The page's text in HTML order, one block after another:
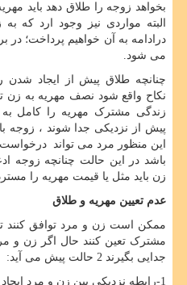
بخواهد زوجه را طلاق دهد باید
البته مواردی نیز وجود ارد که
درادامه به آن خواهیم پرداخت؛
می شود.
چنانچه طلاق پیش از ایجاد شدن
نکاح واقع شود نصف مهریه به زن
زندگی مشترک مهریه را کامل
پیش از نزدیکی جدا شوند ، زوجه
این منظور مرد می تواند درخواست
باشد در این حالت چنانچه زوجه
زن باید مثل یا قیمت مهریه را
عدم تعیین مهریه و طلاق
ممکن است زن و مرد توافق کنند تا
مشترک تعین کنند حال اگر زن و
جدایی بگیرند 2 حالت پیش می آید:
1-رابطه نزدیکی بین زن و مرد ایجاد شده